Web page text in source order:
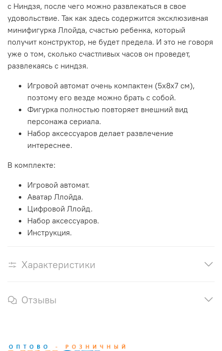
с Ниндзя, после чего можно развлекаться в свое
удовольствие. Так как здесь содержится эксклюзивная
минифигурка Ллойда, счастью ребенка, который
получит конструктор, не будет предела. И это не говоря
уже о том, сколько счастливых часов он проведет,
развлекаясь с ниндзя.
Игровой автомат очень компактен (5х8х7 см),
поэтому его везде можно брать с собой.
Фигурка полностью повторяет внешний вид
персонажа сериала.
Набор аксессуаров делает развлечение
интереснее.
В комплекте:
Игровой автомат.
Аватар Ллойда.
Цифровой Ллойд.
Набор аксессуаров.
Инструкция.
Характеристики
Отзывы